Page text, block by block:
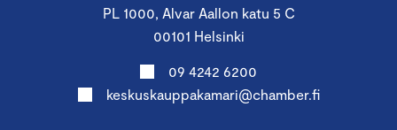
PL 1000, Alvar Aallon katu 5 C
00101 Helsinki
09 4242 6200
keskuskauppakamari@chamber.fi